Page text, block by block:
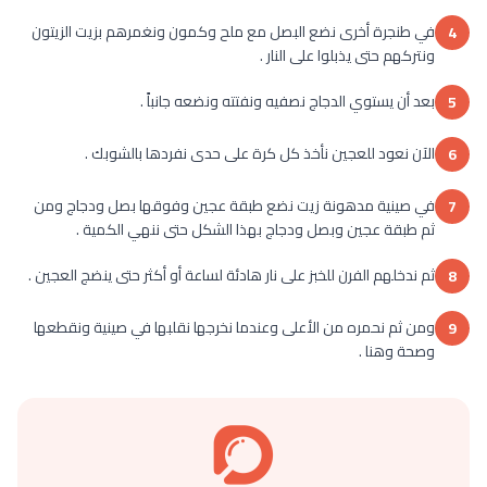
4 في طنجرة أخرى نضع البصل مع ملح وكمون ونغمرهم بزيت الزيتون
ونتركهم حتى يذبلوا على النار .
5 بعد أن يستوي الدجاج نصفيه ونفتته ونضعه جانباً .
6 الآن نعود للعجين نأخذ كل كرة على حدى نفردها بالشوبك .
7 في صينية مدهونة زيت نضع طبقة عجين وفوقها بصل ودجاج ومن
ثم طبقة عجين وبصل ودجاج بهذا الشكل حتى ننهي الكمية .
8 ثم ندخلهم الفرن للخبز على نار هادئة لساعة أو أكثر حتى ينضج العجين .
9 ومن ثم نحمره من الأعلى وعندما نخرجها نقلبها في صينية ونقطعها
وصحة وهنا .